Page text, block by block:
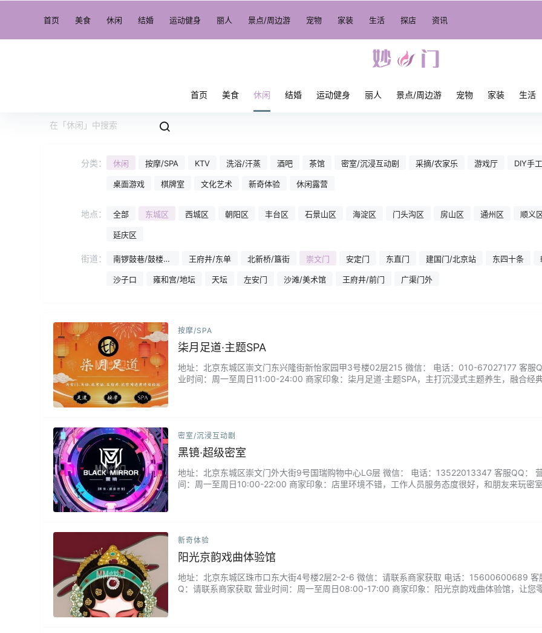
首页 美食 休闲 结婚 运动健身 丽人 景点/周边游 宠物 家装 生活 探店 资讯
首页 美食 休闲 结婚 运动健身 丽人 景点/周边游 宠物 家装 生活
分类： 休闲 按摩/SPA KTV 洗浴/汗蒸 酒吧 茶馆 密室/沉浸互动剧 采摘/农家乐 游戏厅 DIY手
桌面游戏 棋牌室 文化艺术 新奇体验 休闲露营
地点： 全部 东城区 西城区 朝阳区 丰台区 石景山区 海淀区 门头沟区 房山区 通州区 顺义
延庆区
街道：
南锣鼓巷/鼓楼东
王府井/东单 北新桥/簋街 崇文门 安定门 东直门 建国门/北京站 东四十条
沙子口 雍和宫/地坛 天坛 左安门 沙滩/美术馆 王府井/前门 广渠门外
按摩/SPA
柒月足道·主题SPA
地址：北京东城区崇文门东兴隆街新怡家园甲3号楼02层215 微信： 电话：010-67027177 客服
业时间：周一至周日11:00-24:00 商家印象：柒月足道·主题SPA，主打沉浸式主题养生，融合经
密室/沉浸互动剧
黑镜·超级密室
地址：北京东城区崇文门外大街9号国瑞购物中心LG层 微信： 电话：13522013347 客服QQ：
间：周一至周日10:00-22:00 商家印象：店里环境不错，工作人员服务态度很好，和朋友来玩密
新奇体验
阳光京韵戏曲体验馆
地址：北京东城区珠市口东大街4号楼2层2-2-6 微信：请联系商家获取 电话：15600600689 客
Q：请联系商家获取 营业时间：周一至周日08:00-17:00 商家印象：阳光京韵戏曲体验馆，让您